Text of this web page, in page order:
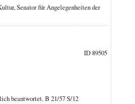
Senator für Angelegenheiten der
ID 89505
beantwortet. B 21/57 S/12